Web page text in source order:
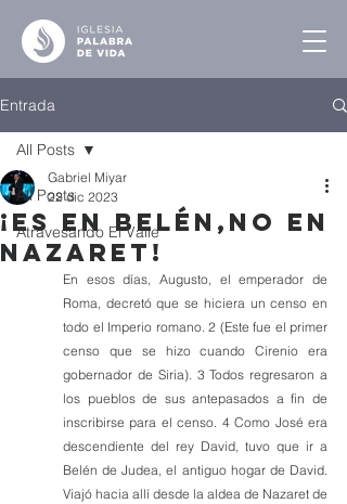
Entrada
All Posts
Atravesando El Valle
All Posts
¡Es en Belén,no en
Nazaret!
Gabriel Miyar
22 dic 2023
En esos días, Augusto, el emperador de
Roma, decretó que se hiciera un censo en
todo el Imperio romano. 2 (Este fue el primer
censo que se hizo cuando Cirenio era
gobernador de Siria). 3 Todos regresaron a
los pueblos de sus antepasados a fin de
inscribirse para el censo. 4 Como José era
descendiente del rey David, tuvo que ir a
Belén de Judea, el antiguo hogar de David.
Viajó hacia allí desde la aldea de Nazaret de